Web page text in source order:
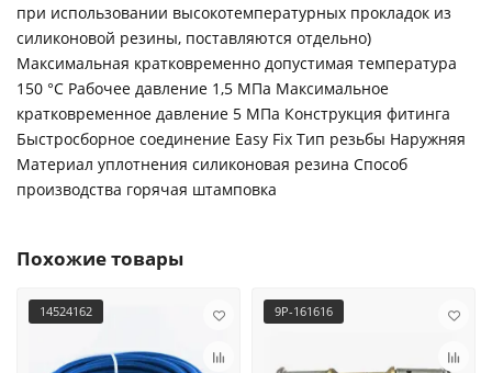
при использовании высокотемпературных прокладок из
силиконовой резины, поставляются отдельно)
Максимальная кратковременно допустимая температура
150 °С Рабочее давление 1,5 МПа Максимальное
кратковременное давление 5 МПа Конструкция фитинга
Быстросборное соединение Easy Fix Тип резьбы Наружняя
Материал уплотнения силиконовая резина Способ
производства горячая штамповка
Похожие товары
14524162 9P-161616